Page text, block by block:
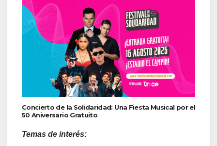
Concierto de la Solidaridad: Una Fiesta Musical por el
50 Aniversario Gratuito
Temas de interés: